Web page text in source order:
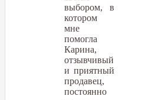
выбором, в
котором
мне
помогла
Карина,
отзывчивый
и приятный
продавец,
постоянно